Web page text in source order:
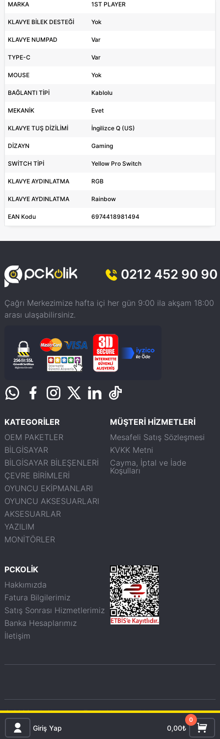
Giriş Yap 0,00₺
0
MARKA 1ST PLAYER
KLAVYE BİLEK DESTEĞİ Yok
KLAVYE NUMPAD Var
TYPE-C Var
MOUSE Yok
BAĞLANTI TİPİ Kablolu
MEKANİK Evet
KLAVYE TUŞ DİZİLİMİ İngilizce Q (US)
DİZAYN Gaming
SWİTCH TİPİ Yellow Pro Switch
KLAVYE AYDINLATMA RGB
KLAVYE AYDINLATMA Rainbow
EAN Kodu 6974418981494
0212 452 90 90
Çağrı Merkezimize hafta içi her gün 9:00 ila akşam 18:00
arası ulaşabilirsiniz.
KATEGORİLER
OEM PAKETLER
BİLGİSAYAR
BİLGİSAYAR BİLEŞENLERİ
ÇEVRE BİRİMLERİ
OYUNCU EKİPMANLARI
OYUNCU AKSESUARLARI
AKSESUARLAR
YAZILIM
MONİTÖRLER
MÜŞTERİ HİZMETLERİ
Mesafeli Satış Sözleşmesi
KVKK Metni
Cayma, İptal ve İade
Koşulları
PCKOLİK
Hakkımızda
Fatura Bilgilerimiz
Satış Sonrası Hizmetlerimiz
Banka Hesaplarımız
İletişim
© 2026 pckolik.com.tr - Tüm haklarımız saklıdır.